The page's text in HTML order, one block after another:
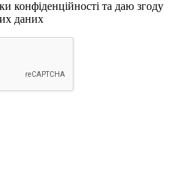
конфіденційності та даю згоду
даних